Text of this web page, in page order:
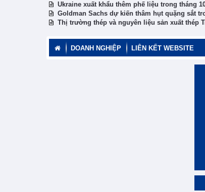
Ukraine xuất khẩu thêm phế liệu trong tháng
Goldman Sachs dự kiến thâm hụt quặng sắt
Thị trường thép và nguyên liệu sản xuất thép
DOANH NGHIỆP LIÊN KẾT WEBSITE